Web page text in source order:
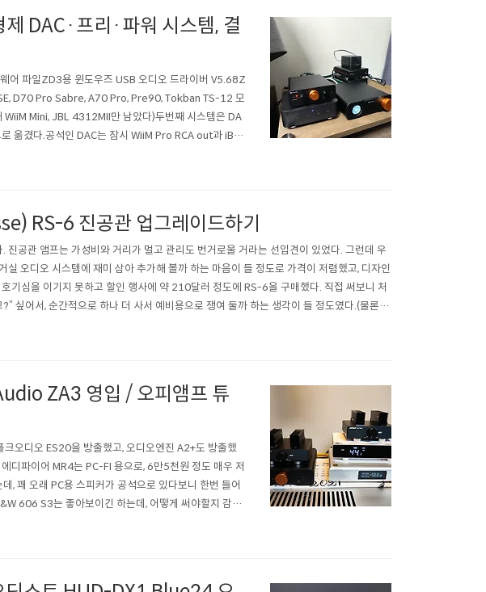
DAC·프리·파워 시스템, 결
어 파일ZD3용 윈도우즈 USB 오디오 드라이버 V5.68Z
D70 Pro Sabre, A70 Pro, Pre90, Tokban TS-12 모
Mini, JBL 4312MII만 남았다)두번째 시스템은 DA
옮겼다.공석인 DAC는 잠시 WiiM Pro RCA out과 iBas
Pro의 DAC 성능은 구렸고, DX160은 성능이 상당히 좋
RS-6 진공관 업그레이드하기
공관 앰프는 가성비와 거리가 멀고 관리도 번거로울 거라는 선입견이 있었다. 그런데 우
오디오 시스템에 재미 삼아 추가해 볼까 하는 마음이 들 정도로 가격이 저렴했고, 디자인
기심을 이기지 못하고 할인 행사에 약 210달러 정도에 RS-6을 구매했다. 직접 써보니 처
싶어서, 순간적으로 하나 더 사서 예비용으로 쟁여 둘까 하는 생각이 들 정도였다.(물론 지
있다...ㅎㅎ)RS-6를 들이면서 기존에..
ZA3 영입 / 오피앰프 튜
오디오 ES20을 방출했고, 오디오엔진 A2+도 방출했
디파이어 MR4는 PC-FI 용으로, 6만5천원 정도 매우 저
, 꽤 오래 PC용 스피커가 공석으로 있다보니 한번 들어
606 S3는 좋아보이긴 하는데, 어떻게 써야할지 감이
보이고, 침실의 JBL L52나 달리 미뉴엣과 자리를 교체